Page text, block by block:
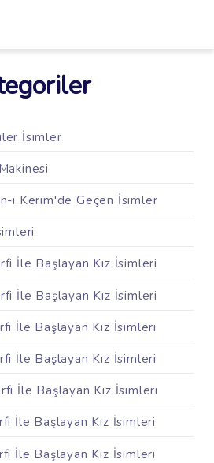
İsimler
ı Kerim'de Geçen İsimler
İle Başlayan Kız İsimleri
İle Başlayan Kız İsimleri
İle Başlayan Kız İsimleri
İle Başlayan Kız İsimleri
İle Başlayan Kız İsimleri
İle Başlayan Kız İsimleri
İle Başlayan Kız İsimleri